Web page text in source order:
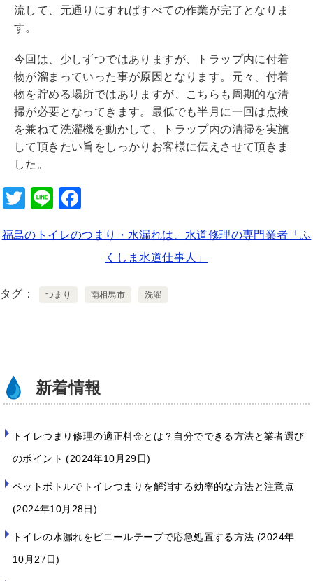
流して、元通りにすればすべての作業が完了となりま
す。
今回は、少しずつではありますが、トラップ内に付着
物が溜まっていった事が原因となります。元々、付着
物を貯める場所ではありますが、こちらも周期的な清
掃が必要となってきます。最低でも半月に一回は点検
を兼ねて洗濯機を動かして、トラップ内の清掃を実施
して頂きたい旨をしっかりお客様に伝えさせて頂きま
した。
T
tt
Li
e c
b
福島のトイレのつまり・水漏れは、水道修理の専門業者「ふ
くしま水道仕事人」
タグ つまり 南相馬市 洗濯
新着情報
トイレつまり修理の適正料金とは？自分でできる方法と業者選び
のポイント 2024年10月29日
ペットボトルでトイレつまりを解消する効率的な方法と注意点
2024年10月28日
トイレの水漏れをビニールテープで応急処置する方法
2024年
10月27日